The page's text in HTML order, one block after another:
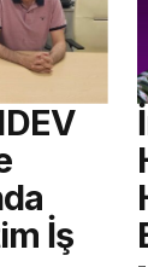
İş